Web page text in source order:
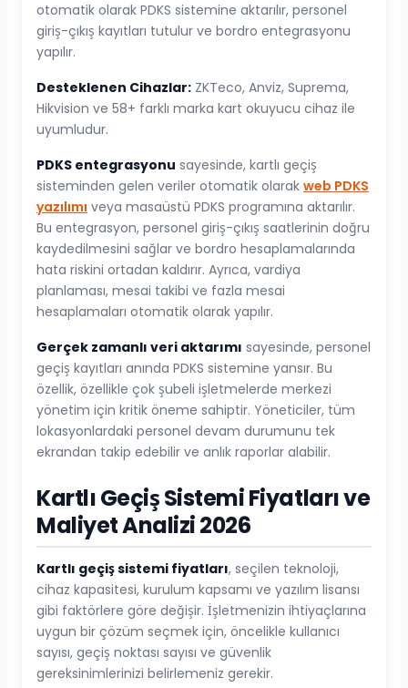
otomatik olarak PDKS sistemine aktarılır, personel
giriş-çıkış kayıtları tutulur ve bordro entegrasyonu
yapılır.
Desteklenen Cihazlar: ZKTeco, Anviz, Suprema,
Hikvision ve 58+ farklı marka kart okuyucu cihaz ile
uyumludur.
PDKS entegrasyonu sayesinde, kartlı geçiş
sisteminden gelen veriler otomatik olarak web PDKS
yazılımı veya masaüstü PDKS programına aktarılır.
Bu entegrasyon, personel giriş-çıkış saatlerinin doğru
kaydedilmesini sağlar ve bordro hesaplamalarında
hata riskini ortadan kaldırır. Ayrıca, vardiya
planlaması, mesai takibi ve fazla mesai
hesaplamaları otomatik olarak yapılır.
Gerçek zamanlı veri aktarımı sayesinde, personel
geçiş kayıtları anında PDKS sistemine yansır. Bu
özellik, özellikle çok şubeli işletmelerde merkezi
yönetim için kritik öneme sahiptir. Yöneticiler, tüm
lokasyonlardaki personel devam durumunu tek
ekrandan takip edebilir ve anlık raporlar alabilir.
Kartlı Geçiş Sistemi Fiyatları ve
Maliyet Analizi 2026
Kartlı geçiş sistemi fiyatları, seçilen teknoloji,
cihaz kapasitesi, kurulum kapsamı ve yazılım lisansı
gibi faktörlere göre değişir. İşletmenizin ihtiyaçlarına
uygun bir çözüm seçmek için, öncelikle kullanıcı
sayısı, geçiş noktası sayısı ve güvenlik
gereksinimlerinizi belirlemeniz gerekir.